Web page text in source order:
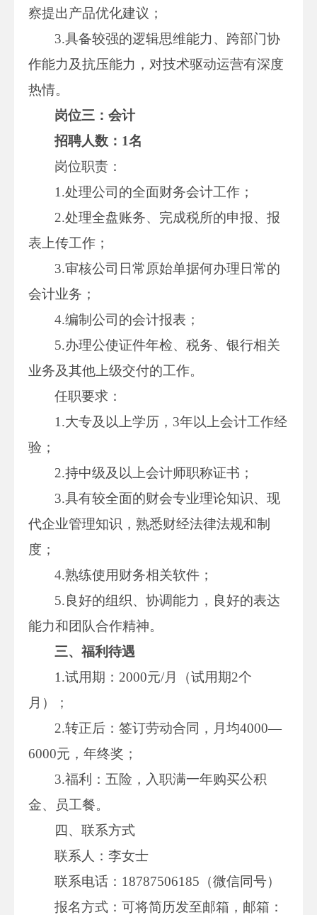
察提出产品优化建议；
3.具备较强的逻辑思维能力、跨部门协
作能力及抗压能力，对技术驱动运营有深度
热情。
岗位三：会计
招聘人数：1名
岗位职责：
1.处理公司的全面财务会计工作；
2.处理全盘账务、完成税所的申报、报
表上传工作；
3.审核公司日常原始单据何办理日常的
会计业务；
4.编制公司的会计报表；
5.办理公使证件年检、税务、银行相关
业务及其他上级交付的工作。
任职要求：
1.大专及以上学历，3年以上会计工作经
验；
2.持中级及以上会计师职称证书；
3.具有较全面的财会专业理论知识、现
代企业管理知识，熟悉财经法律法规和制
度；
4.熟练使用财务相关软件；
5.良好的组织、协调能力，良好的表达
能力和团队合作精神。
三、福利待遇
1.试用期：2000元/月（试用期2个
月）；
2.转正后：签订劳动合同，月均4000—
6000元，年终奖；
3.福利：五险，入职满一年购买公积
金、员工餐。
四、联系方式
联系人：李女士
联系电话：18787506185（微信同号）
报名方式：可将简历发至邮箱，邮箱：